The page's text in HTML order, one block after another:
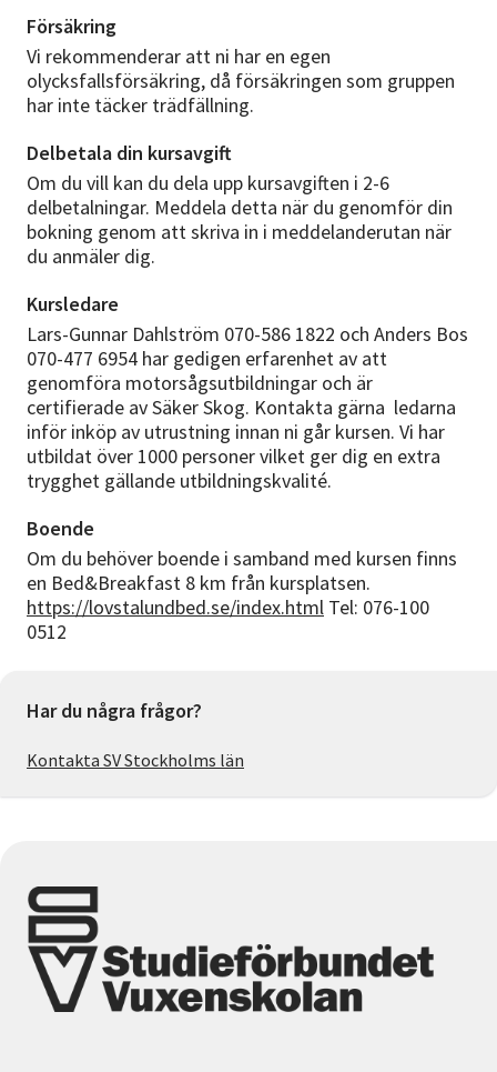
Försäkring
Vi rekommenderar att ni har en egen
olycksfallsförsäkring, då försäkringen som gruppen
har inte täcker trädfällning.
Delbetala din kursavgift
Om du vill kan du dela upp kursavgiften i 2-6
delbetalningar. Meddela detta när du genomför din
bokning genom att skriva in i meddelanderutan när
du anmäler dig.
Kursledare
Lars-Gunnar Dahlström 070-586 1822 och Anders Bos
070-477 6954 har gedigen erfarenhet av att
genomföra motorsågsutbildningar och är
certifierade av Säker Skog. Kontakta gärna ledarna
inför inköp av utrustning innan ni går kursen. Vi har
utbildat över 1000 personer vilket ger dig en extra
trygghet gällande utbildningskvalité.
Boende
Om du behöver boende i samband med kursen finns
en Bed&Breakfast 8 km från kursplatsen.
https://lovstalundbed.se/index.html Tel: 076-100
0512
Har du några frågor?
Kontakta SV Stockholms län